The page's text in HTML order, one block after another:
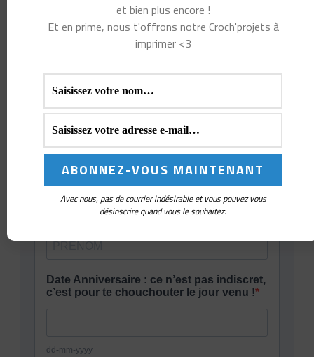
et bien plus encore !
Et en prime, nous t'offrons notre Croch'projets à
imprimer <3
Avec nous, pas de courrier indésirable et vous pouvez vous
désinscrire quand vous le souhaitez.